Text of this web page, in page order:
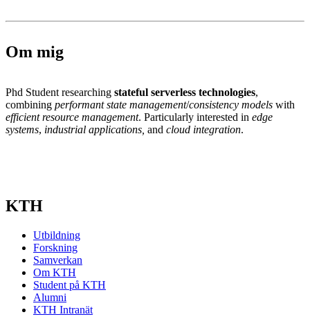
Om mig
Phd Student researching stateful serverless technologies,
combining performant state management/consistency models with
efficient resource management. Particularly interested in edge
systems, industrial applications, and cloud integration.
KTH
Utbildning
Forskning
Samverkan
Om KTH
Student på KTH
Alumni
KTH Intranät